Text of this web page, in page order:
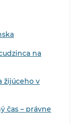
na
žijúceho v
čas – právne